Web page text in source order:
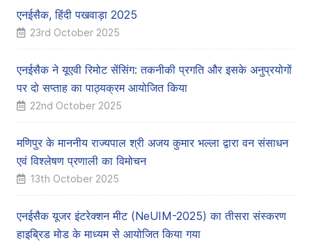
एनईसैक, हिंदी पखवाड़ा 2025
23rd October 2025
एनईसैक ने यूएवी रिमोट सेंसिंग: तकनीकी प्रगति और इसके अनुप्रयोगों
पर दो सप्ताह का पाठ्यक्रम आयोजित किया
22nd October 2025
मणिपुर के माननीय राज्यपाल श्री अजय कुमार भल्ला द्वारा वन संसाधन
एवं विश्लेषण प्रणाली का विमोचन
13th October 2025
एनईसैक यूजर इंटरेक्शन मीट (NeUIM-2025) का तीसरा संस्करण
हाइब्रिड मोड के माध्यम से आयोजित किया गया